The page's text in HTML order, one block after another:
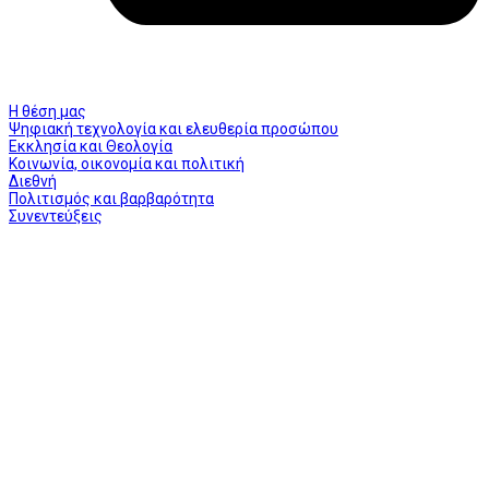
Η θέση μας
Ψηφιακή τεχνολογία και ελευθερία προσώπου
Εκκλησία και Θεολογία
Κοινωνία, οικονομία και πολιτική
Διεθνή
Πολιτισμός και βαρβαρότητα
Συνεντεύξεις